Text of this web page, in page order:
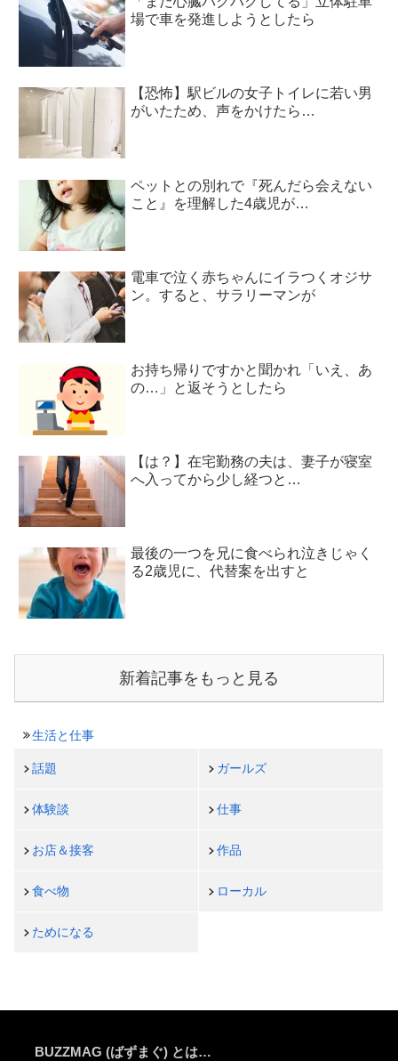
場で車を発進しようとしたら
【恐怖】駅ビルの女子トイレに若い男
がいたため、声をかけたら…
ペットとの別れで『死んだら会えない
こと』を理解した4歳児が…
電車で泣く赤ちゃんにイラつくオジサ
ン。すると、サラリーマンが
お持ち帰りですかと聞かれ「いえ、あ
の…」と返そうとしたら
【は？】在宅勤務の夫は、妻子が寝室
へ入ってから少し経つと…
最後の一つを兄に食べられ泣きじゃく
る2歳児に、代替案を出すと
新着記事をもっと見る
生活と仕事
話題 ガールズ
体験談 仕事
お店＆接客 作品
食べ物 ローカル
ためになる
BUZZMAG (ばずまぐ) とは…